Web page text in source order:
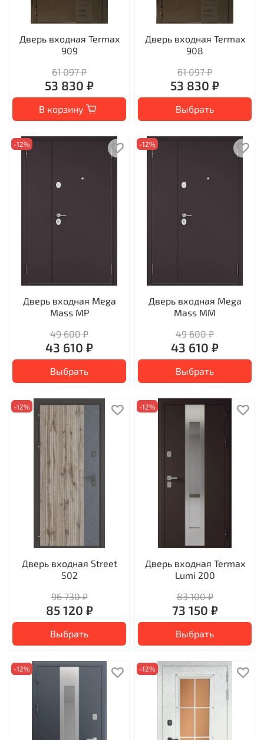
Дверь входная Termax
909
61 097 ₽
53 830 ₽
В корзину
Дверь входная Termax
908
61 097 ₽
53 830 ₽
Выбрать
-12%
Дверь входная Mega
Mass MP
49 600 ₽
43 610 ₽
Выбрать
-12%
Дверь входная Mega
Mass MM
49 600 ₽
43 610 ₽
Выбрать
-12%
Дверь входная Street
502
96 730 ₽
85 120 ₽
Выбрать
-12%
Дверь входная Termax
Lumi 200
83 100 ₽
73 150 ₽
Выбрать
-12% -12%